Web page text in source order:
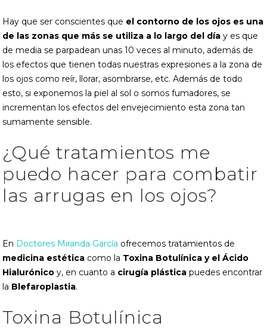
Hay que ser conscientes que el contorno de los ojos es una
de las zonas que más se utiliza a lo largo del día y es que
de media se parpadean unas 10 veces al minuto, además de
los efectos que tienen todas nuestras expresiones a la zona de
los ojos como reír, llorar, asombrarse, etc. Además de todo
esto, si exponemos la piel al sol o somos fumadores, se
incrementan los efectos del envejecimiento esta zona tan
sumamente sensible.
¿Qué tratamientos me
puedo hacer para combatir
las arrugas en los ojos?
En Doctores Miranda García ofrecemos tratamientos de
medicina estética como la Toxina Botulínica y el Ácido
Hialurónico y, en cuanto a cirugía plástica puedes encontrar
la Blefaroplastia.
Toxina Botulínica